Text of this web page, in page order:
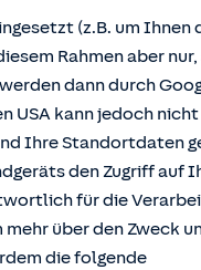
(z.B. um Ihnen
Rahmen aber
dann durch
USA kann jedoch nicht
Ihre Standortdaten
den Zugriff auf
für die
über den Zweck
die folgende